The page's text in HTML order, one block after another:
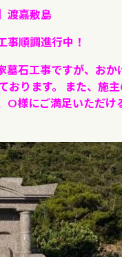
渡嘉敷島
事順調進行中！
石工事ですが、お
おります。 また、施
O様にご満足いただ